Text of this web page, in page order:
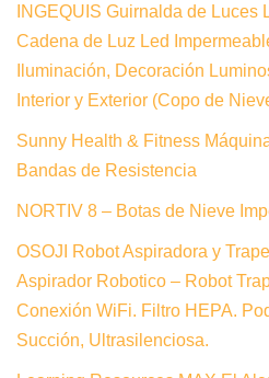
INGEQUIS Guirnalda de Luces
Cadena de Luz Led
Iluminación, Decoración
Interior y Exterior (Copo de
Sunny Health & Fitness
Bandas de Resistencia
NORTIV 8 – Botas de Nieve
OSOJI Robot Aspiradora y
Aspirador Robotico – Robot
Conexión WiFi. Filtro HEPA.
Succión, Ultrasilenciosa.